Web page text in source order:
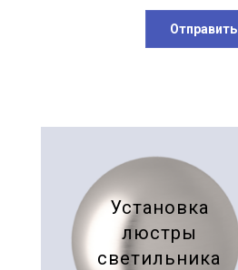
Отправить
Установка
люстры
светильника